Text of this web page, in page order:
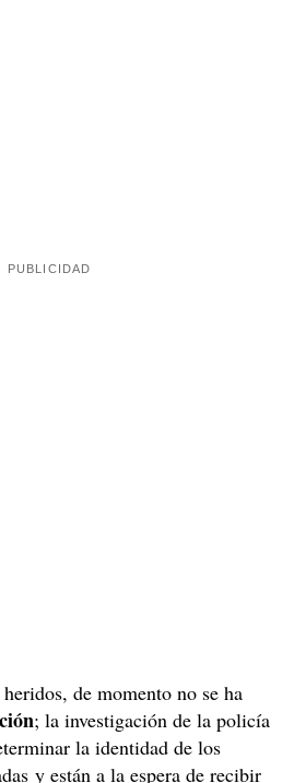
de momento no se ha
; la investigación de la policía
la identidad de los
y están a la espera de recibir